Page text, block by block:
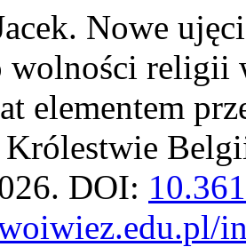
Nowe
wolności religii
elementem
Królestwie
DOI: